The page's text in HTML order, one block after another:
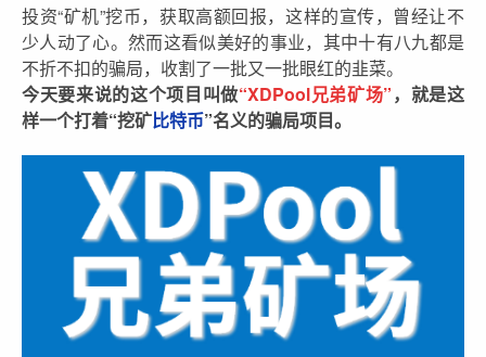
投资“矿机”挖币，获取高额回报，这样的宣传，曾经让不
少人动了心。然而这看似美好的事业，其中十有八九都是
不折不扣的骗局，收割了一批又一批眼红的韭菜。
今天要来说的这个项目叫做“XDPool兄弟矿场”，就是这
样一个打着“挖矿比特币”名义的骗局项目。